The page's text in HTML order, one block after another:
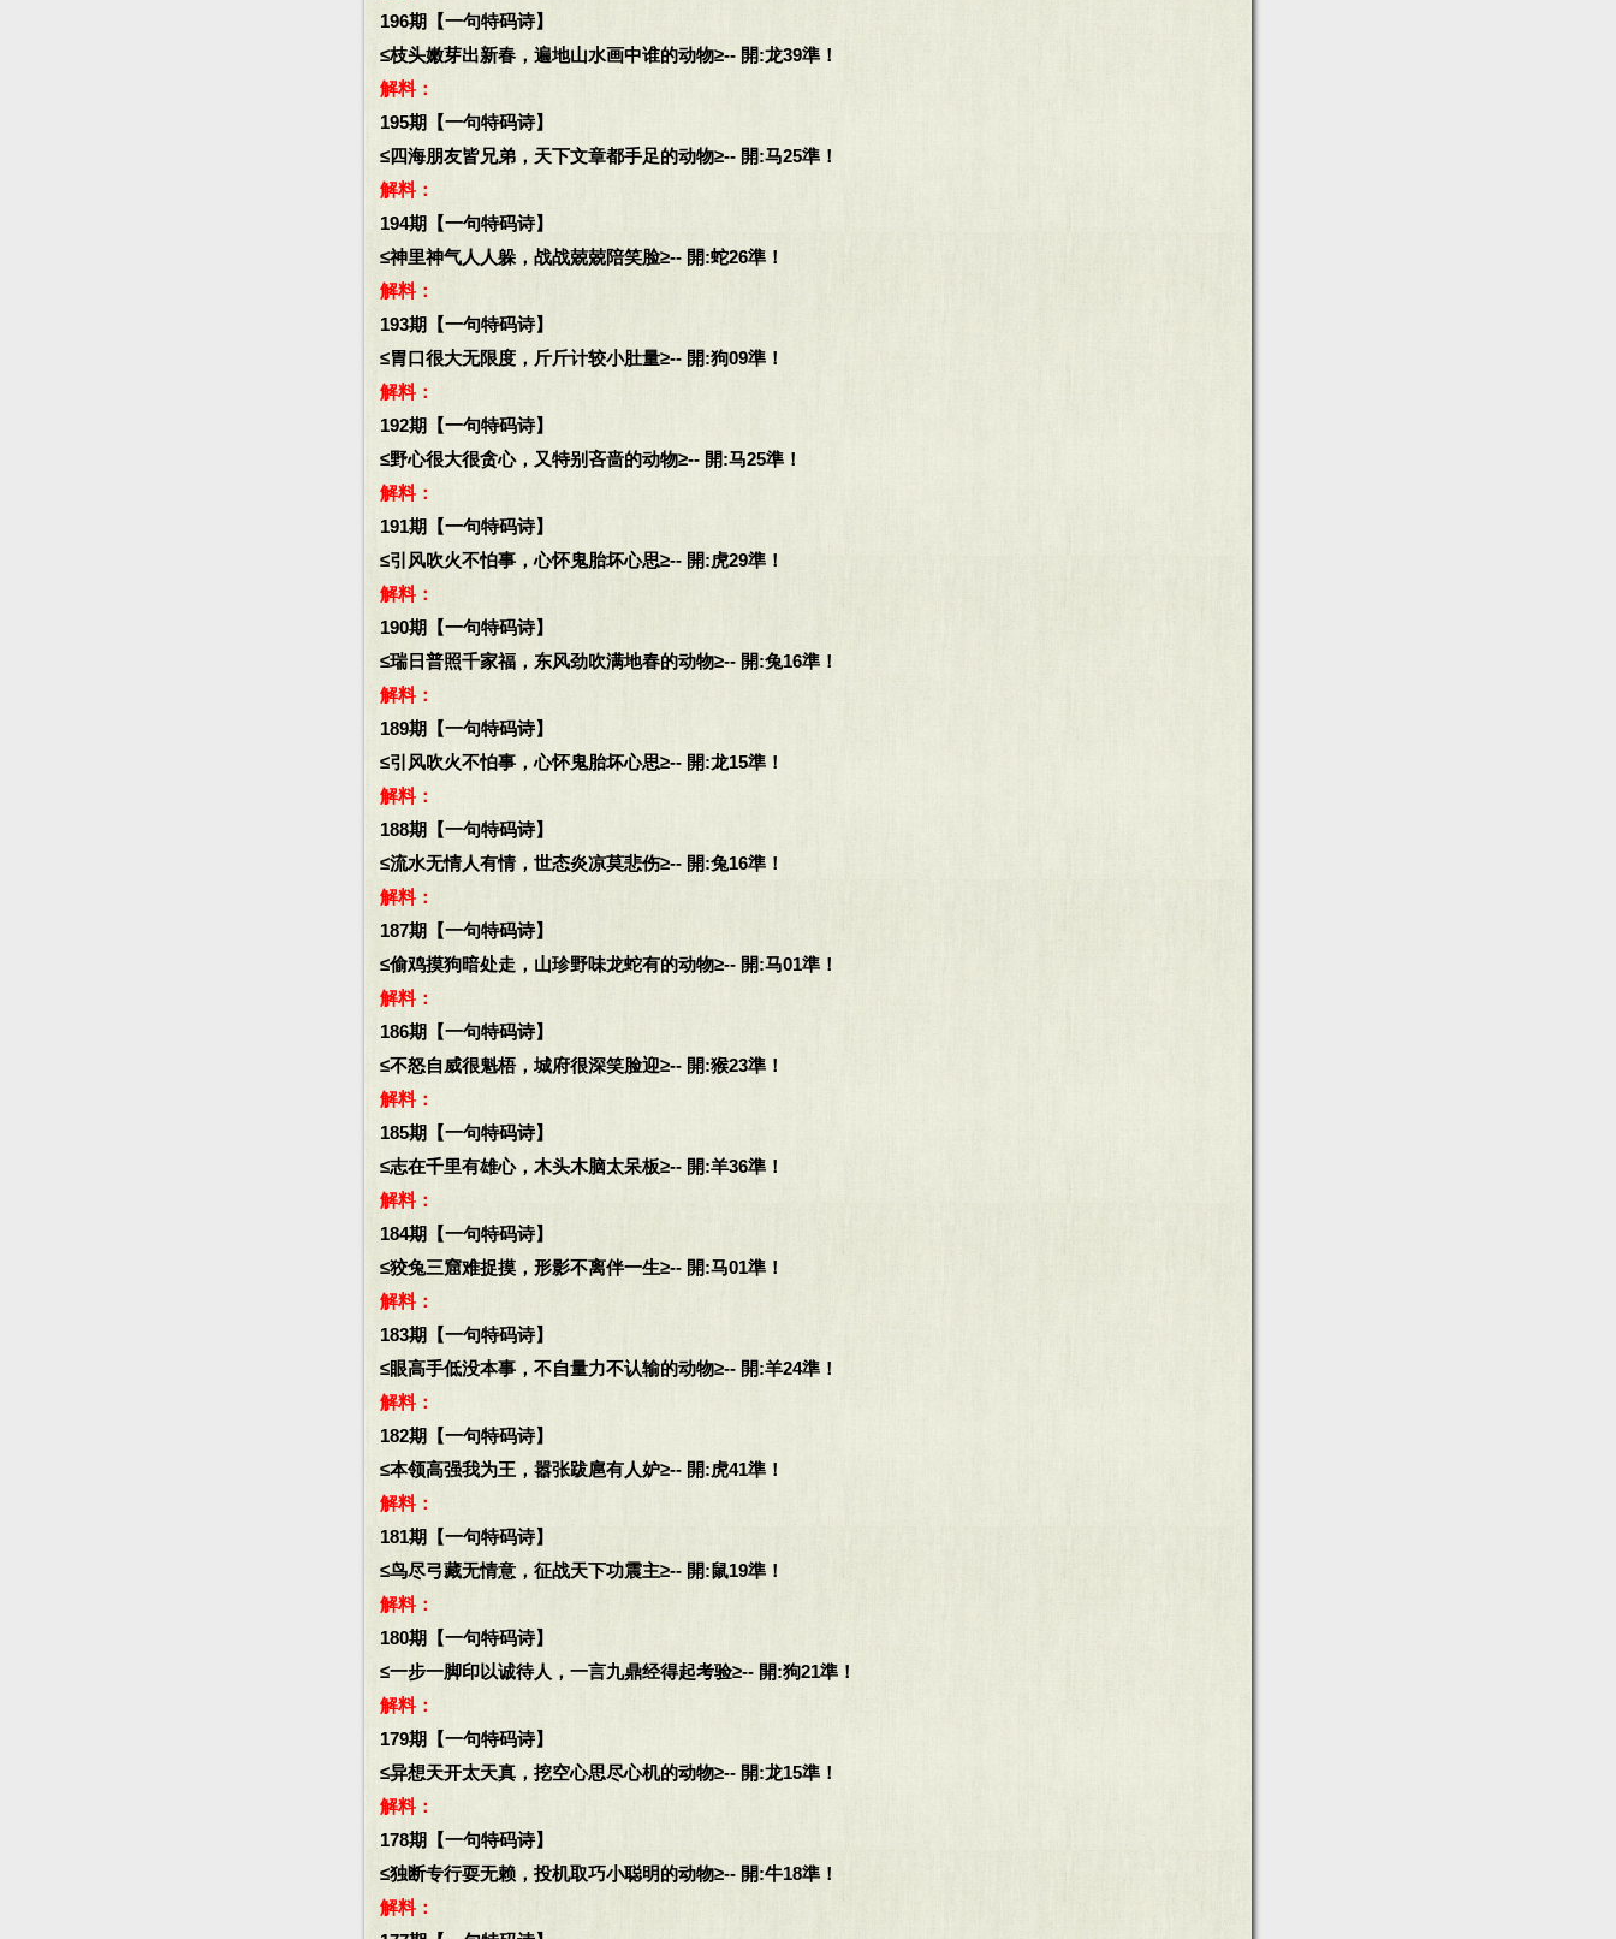
196期【一句特码诗】
≤枝头嫩芽出新春，遍地山水画中谁的动物≥-- 開:龙39準！
解料：
195期【一句特码诗】
≤四海朋友皆兄弟，天下文章都手足的动物≥-- 開:马25準！
解料：
194期【一句特码诗】
≤神里神气人人躲，战战兢兢陪笑脸≥-- 開:蛇26準！
解料：
193期【一句特码诗】
≤胃口很大无限度，斤斤计较小肚量≥-- 開:狗09準！
解料：
192期【一句特码诗】
≤野心很大很贪心，又特别吝啬的动物≥-- 開:马25準！
解料：
191期【一句特码诗】
≤引风吹火不怕事，心怀鬼胎坏心思≥-- 開:虎29準！
解料：
190期【一句特码诗】
≤瑞日普照千家福，东风劲吹满地春的动物≥-- 開:兔16準！
解料：
189期【一句特码诗】
≤引风吹火不怕事，心怀鬼胎坏心思≥-- 開:龙15準！
解料：
188期【一句特码诗】
≤流水无情人有情，世态炎凉莫悲伤≥-- 開:兔16準！
解料：
187期【一句特码诗】
≤偷鸡摸狗暗处走，山珍野味龙蛇有的动物≥-- 開:马01準！
解料：
186期【一句特码诗】
≤不怒自威很魁梧，城府很深笑脸迎≥-- 開:猴23準！
解料：
185期【一句特码诗】
≤志在千里有雄心，木头木脑太呆板≥-- 開:羊36準！
解料：
184期【一句特码诗】
≤狡兔三窟难捉摸，形影不离伴一生≥-- 開:马01準！
解料：
183期【一句特码诗】
≤眼高手低没本事，不自量力不认输的动物≥-- 開:羊24準！
解料：
182期【一句特码诗】
≤本领高强我为王，嚣张跋扈有人妒≥-- 開:虎41準！
解料：
181期【一句特码诗】
≤鸟尽弓藏无情意，征战天下功震主≥-- 開:鼠19準！
解料：
180期【一句特码诗】
≤一步一脚印以诚待人，一言九鼎经得起考验≥-- 開:狗21準！
解料：
179期【一句特码诗】
≤异想天开太天真，挖空心思尽心机的动物≥-- 開:龙15準！
解料：
178期【一句特码诗】
≤独断专行耍无赖，投机取巧小聪明的动物≥-- 開:牛18準！
解料：